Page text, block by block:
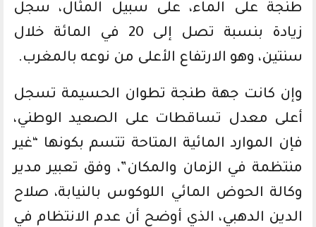
طنجة على الماء، على سبيل المثال، سجل
زيادة بنسبة تصل إلى 20 في المائة خلال
سنتين، وهو الارتفاع الأعلى من نوعه بالمغرب.
وإن كانت جهة طنجة تطوان الحسيمة تسجل
أعلى معدل تساقطات على الصعيد الوطني،
فإن الموارد المائية المتاحة تتسم بكونها “غير
منتظمة في الزمان والمكان”، وفق تعبير مدير
وكالة الحوض المائي اللوكوس بالنيابة، صلاح
الدين الدهبي، الذي أوضح أن عدم الانتظام في